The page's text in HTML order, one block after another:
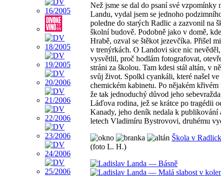
Než jsme se dal do psaní své vzpomínky
Landu, vydal jsem se jednoho
poledne do starých Radlic a zazvonil na
školní budově. Podobně jako v domě,
Hrabě, ozval se štěkot jezevčíka. Přišel
v trenýrkách. O Landovi sice nic
vysvětlil, proč hodlám fotografovat,
stráni za školou. Tam kdesi stál altán, v
svůj život. Spolkl cyankáli, které našel
chemickém kabinetu. Po nějakém
že tak jednoduchý důvod jeho
Láďova rodina, jež se krátce po tragédii
Kanady, jeho deník nedala k publikování
letech Vladimíru Bystrovovi, druhému
Škola v
(foto L. H.)